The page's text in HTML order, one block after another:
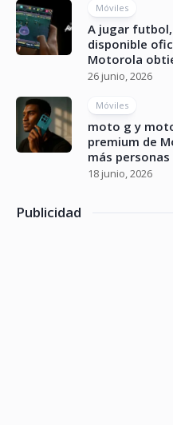
Móviles
A jugar futbol,
disponible
Motorola
26 junio, 2026
Móviles
moto g y
premium de
más personas
18 junio, 2026
Publicidad